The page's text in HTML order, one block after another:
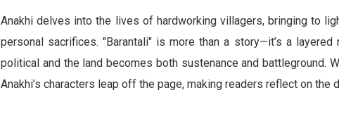
Anakhi delves into the lives of hardworking villagers, bringing to
personal sacrifices. "Barantali" is more than a story—it’s a
political and the land becomes both sustenance and battleground.
Anakhi’s characters leap off the page, making readers reflect on